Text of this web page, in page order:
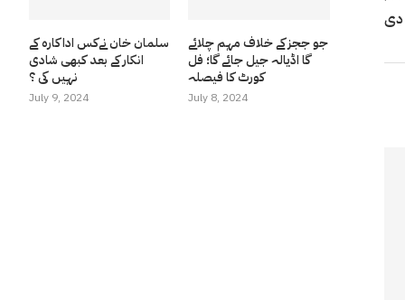
سلمان خان نےکس اداکارہ کے
انکار کے بعد کبھی شادی
نہیں کی ؟
July 9, 2024
جو ججز کے خلاف مہم چلائے
گا اڈیالہ جیل جائے گا؛ فل
کورٹ کا فیصلہ
July 8, 2024